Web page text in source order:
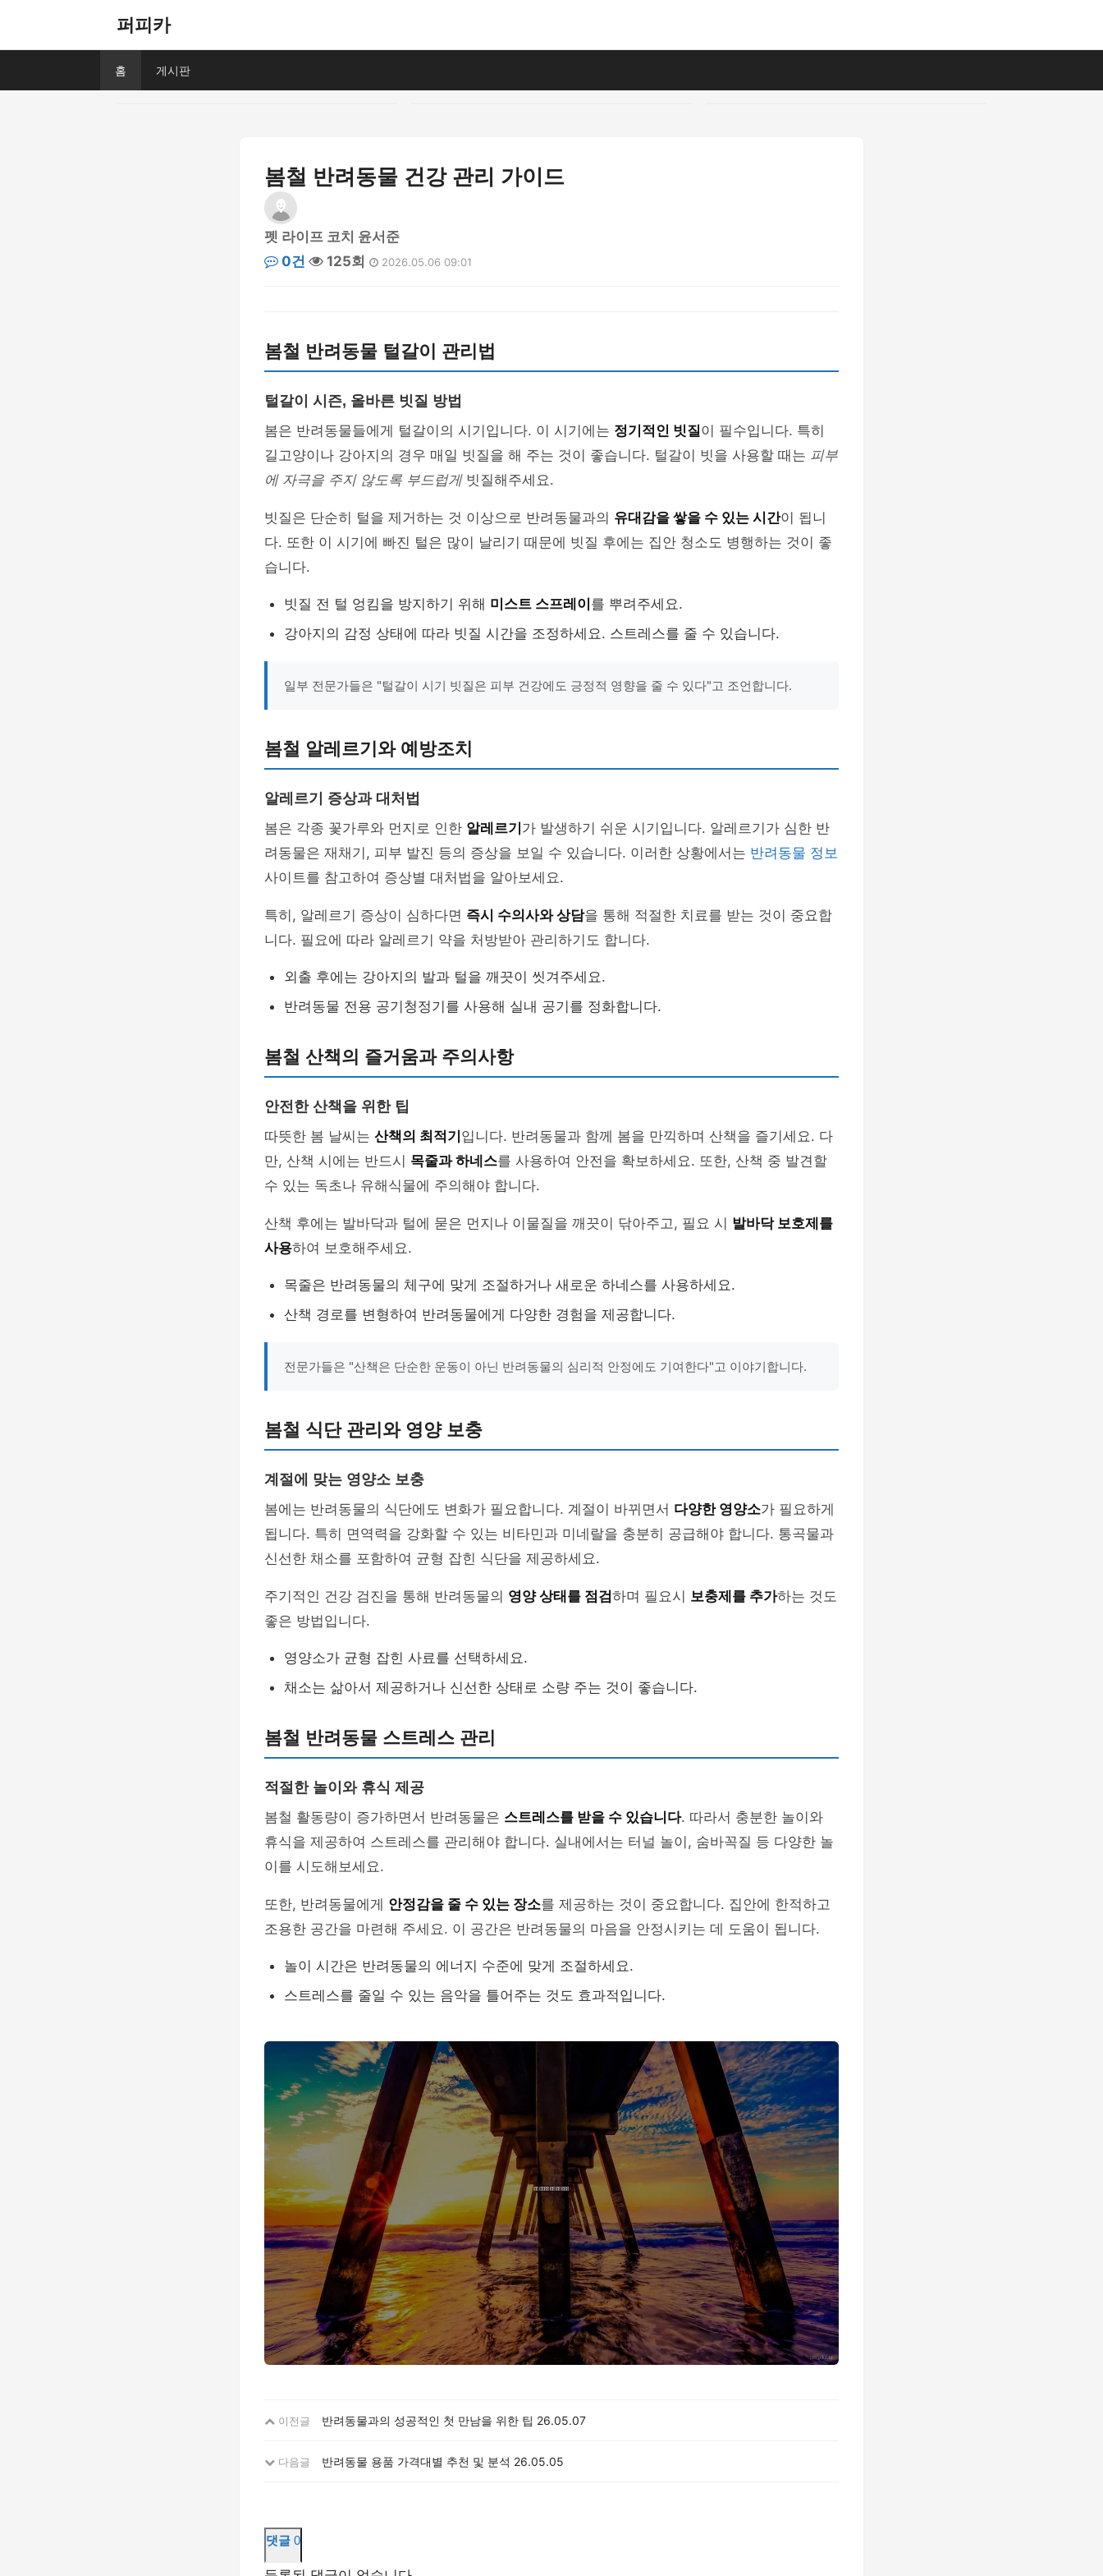
퍼피카
홈 게시판
봄철 반려동물 건강 관리 가이드
펫 라이프 코치 윤서준
0건
125회 2026.05.06 09:01
봄철 반려동물 털갈이 관리법
털갈이 시즌, 올바른 빗질 방법
봄은 반려동물들에게 털갈이의 시기입니다. 이 시기에는 정기적인 빗질이 필수입니다. 특히
길고양이나 강아지의 경우 매일 빗질을 해 주는 것이 좋습니다. 털갈이 빗을 사용할 때는 피부
에 자극을 주지 않도록 부드럽게빗질해주세요.
빗질은 단순히 털을 제거하는 것 이상으로 반려동물과의 유대감을 쌓을 수 있는 시간이 됩니
다. 또한 이 시기에 빠진 털은 많이 날리기 때문에 빗질 후에는 집안 청소도 병행하는 것이 좋
습니다.
빗질 전 털 엉킴을 방지하기 위해 미스트 스프레이 를 뿌려주세요.
강아지의 감정 상태에 따라 빗질 시간을 조정하세요. 스트레스를 줄 수 있습니다.
일부 전문가들은 "털갈이 시기 빗질은 피부 건강에도 긍정적 영향을 줄 수 있다"고 조언합니다.
봄철 알레르기와 예방조치
알레르기 증상과 대처법
봄은 각종 꽃가루와 먼지로 인한 알레르기 가 발생하기 쉬운 시기입니다. 알레르기가 심한 반
려동물은 재채기, 피부 발진 등의 증상을 보일 수 있습니다. 이러한 상황에서는 반려동물 정보
사이트를 참고하여 증상별 대처법을 알아보세요.
특히, 알레르기 증상이 심하다면 즉시 수의사와 상담을 통해 적절한 치료를 받는 것이 중요합
니다. 필요에 따라 알레르기 약을 처방받아 관리하기도 합니다.
외출 후에는 강아지의 발과 털을 깨끗이 씻겨주세요.
반려동물 전용 공기청정기를 사용해 실내 공기를 정화합니다.
봄철 산책의 즐거움과 주의사항
안전한 산책을 위한 팁
따뜻한 봄 날씨는 산책의 최적기 입니다. 반려동물과 함께 봄을 만끽하며 산책을 즐기세요. 다
만, 산책 시에는 반드시 목줄과 하네스를 사용하여 안전을 확보하세요. 또한, 산책 중 발견할
수 있는 독초나 유해식물에 주의해야 합니다.
산책 후에는 발바닥과 털에 묻은 먼지나 이물질을 깨끗이 닦아주고, 필요 시 발바닥 보호제를
사용하여 보호해주세요.
목줄은 반려동물의 체구에 맞게 조절하거나 새로운 하네스를 사용하세요.
산책 경로를 변형하여 반려동물에게 다양한 경험을 제공합니다.
전문가들은 "산책은 단순한 운동이 아닌 반려동물의 심리적 안정에도 기여한다"고 이야기합니다.
봄철 식단 관리와 영양 보충
계절에 맞는 영양소 보충
봄에는 반려동물의 식단에도 변화가 필요합니다. 계절이 바뀌면서 다양한 영양소가 필요하게
됩니다. 특히 면역력을 강화할 수 있는 비타민과 미네랄을 충분히 공급해야 합니다. 통곡물과
신선한 채소를 포함하여 균형 잡힌 식단을 제공하세요.
주기적인 건강 검진을 통해 반려동물의 영양 상태를 점검하며 필요시 보충제를 추가하는 것도
좋은 방법입니다.
영양소가 균형 잡힌 사료를 선택하세요.
채소는 삶아서 제공하거나 신선한 상태로 소량 주는 것이 좋습니다.
봄철 반려동물 스트레스 관리
적절한 놀이와 휴식 제공
봄철 활동량이 증가하면서 반려동물은 스트레스를 받을 수 있습니다. 따라서 충분한 놀이와
휴식을 제공하여 스트레스를 관리해야 합니다. 실내에서는 터널 놀이, 숨바꼭질 등 다양한 놀
이를 시도해보세요.
또한, 반려동물에게 안정감을 줄 수 있는 장소를 제공하는 것이 중요합니다. 집안에 한적하고
조용한 공간을 마련해 주세요. 이 공간은 반려동물의 마음을 안정시키는 데 도움이 됩니다.
놀이 시간은 반려동물의 에너지 수준에 맞게 조절하세요.
스트레스를 줄일 수 있는 음악을 틀어주는 것도 효과적입니다.
이전글 반려동물과의 성공적인 첫 만남을 위한 팁 26.05.07
다음글 반려동물 용품 가격대별 추천 및 분석 26.05.05
댓글 0